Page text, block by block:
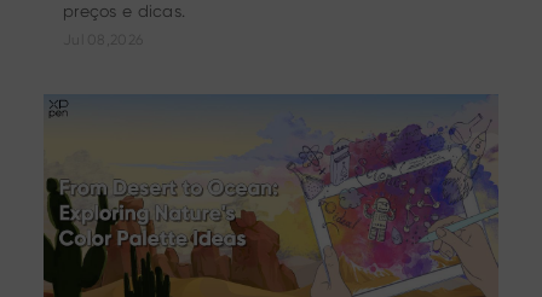
preços e dicas.